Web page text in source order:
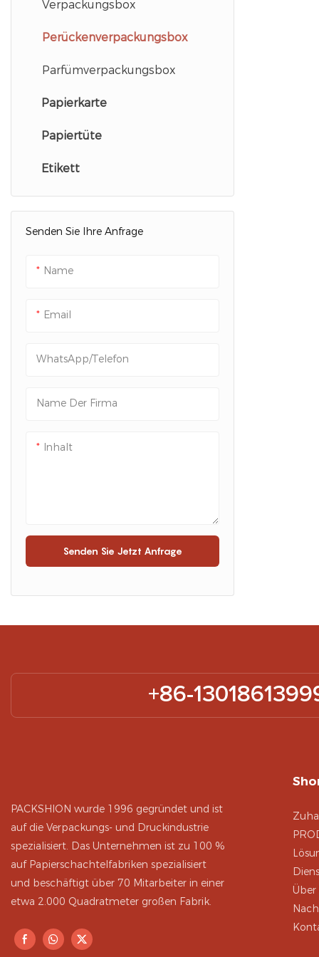
Verpackungsbox
Perückenverpackungsbox
Parfümverpackungsbox
Papierkarte
Papiertüte
Etikett
Senden Sie Ihre Anfrage
Name
Email
WhatsApp/Telefon
Name Der Firma
Inhalt
Senden Sie Jetzt Anfrage
+86-
PACKSHION wurde 1996 gegründet und ist
auf die Verpackungs- und Druckindustrie
spezialisiert. Das Unternehmen ist zu 100 %
auf Papierschachtelfabriken spezialisiert
und beschäftigt über 70 Mitarbeiter in einer
etwa 2.000 Quadratmeter großen Fabrik.
Über